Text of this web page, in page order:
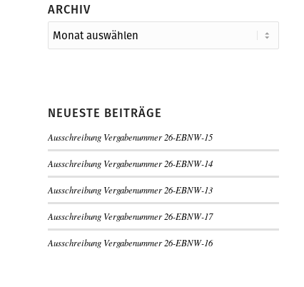
ARCHIV
NEUESTE BEITRÄGE
Ausschreibung Vergabenummer 26-EBNW-15
Ausschreibung Vergabenummer 26-EBNW-14
Ausschreibung Vergabenummer 26-EBNW-13
Ausschreibung Vergabenummer 26-EBNW-17
Ausschreibung Vergabenummer 26-EBNW-16